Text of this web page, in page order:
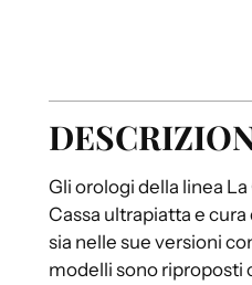
Gli orologi della linea
Cassa ultrapiatta e
sia nelle sue versioni
modelli sono riproposti